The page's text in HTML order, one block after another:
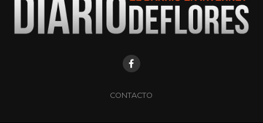
CONTACTO